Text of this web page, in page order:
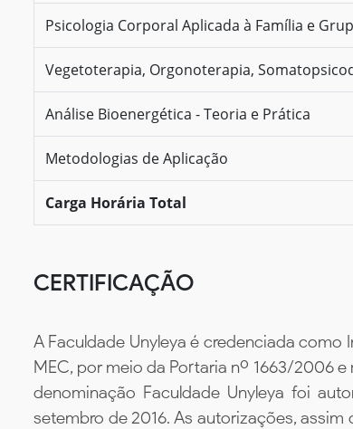
Psicologia Corporal Aplicada à Família e
Vegetoterapia, Orgonoterapia,
Análise Bioenergética - Teoria e Prática
Metodologias de Aplicação
Carga Horária Total
CERTIFICAÇÃO
A Faculdade Unyleya é credenciada
MEC, por meio da Portaria nº 1663/2006 e
denominação Faculdade Unyleya foi
setembro de 2016. As autorizações,